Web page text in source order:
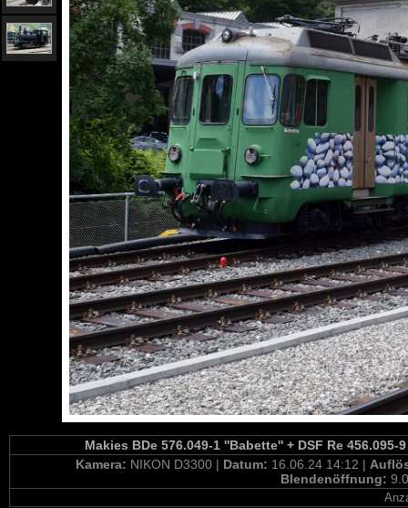
Makies BDe 576.049-1 ''Babette'' + DSF Re
Kamera: NIKON D3300 | Datum: 16.06.24 14:12 |
Blendenöffnung: